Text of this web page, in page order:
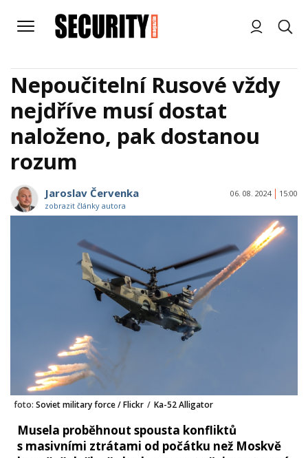
Nepoučitelní Rusové vždy
nejdříve musí dostat
naloženo, pak dostanou
rozum
Jaroslav Červenka
zobrazit články autora
06. 08. 2024 15:00
foto: Soviet military force / Flickr / Ka-52 Alligator
Musela proběhnout spousta konfliktů
s masivními ztrátami od počátku než Moskvě